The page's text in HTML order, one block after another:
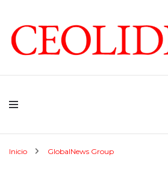
Inicio GlobalNews Group